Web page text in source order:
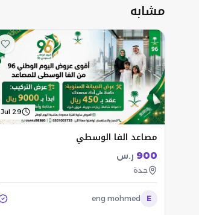
مشابه
Jul 29
مصاعد الفا الوسطي
900 ر.س
جدة
E
eng mohmed